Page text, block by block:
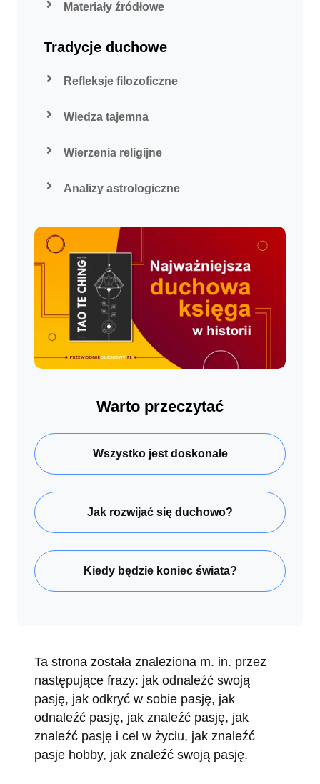
Materiały źródłowe
Tradycje duchowe
Refleksje filozoficzne
Wiedza tajemna
Wierzenia religijne
Analizy astrologiczne
Warto przeczytać
Wszystko jest doskonałe
Jak rozwijać się duchowo?
Kiedy będzie koniec świata?
Ta strona została znaleziona m. in. przez
następujące frazy: jak odnaleźć swoją
pasję, jak odkryć w sobie pasję, jak
odnaleźć pasję, jak znaleźć pasję, jak
znaleźć pasję i cel w życiu, jak znaleźć
pasje hobby, jak znaleźć swoją pasję.